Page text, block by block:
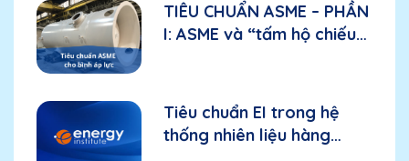
TIÊU CHUẨN ASME – PHẦN
I: ASME và “tấm hộ chiếu
Tiêu chuẩn EI trong hệ
thống nhiên liệu hàng